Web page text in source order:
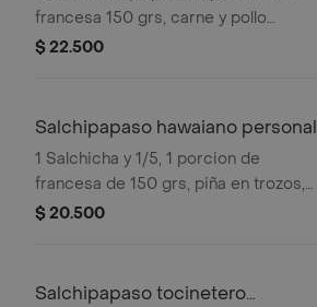
francesa 150 grs, carne y pollo
$ 22.500
Salchipapaso hawaiano personal
1 Salchicha y 1/5, 1 porcion de
francesa de 150 grs, piña en trozos,
jamon en trozos, queso gratinado.
$ 20.500
Salchipapaso tocinetero